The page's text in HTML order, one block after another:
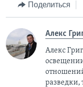
Поделиться
Алекс
Алекс
разведки,